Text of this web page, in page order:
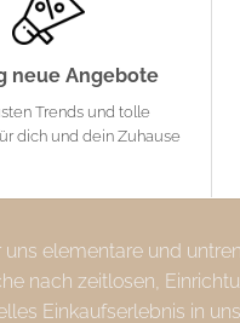
neue Angebote
Trends und tolle
dich und dein Zuhause
elementare und
nach zeitlosen,
Einkaufserlebnis in